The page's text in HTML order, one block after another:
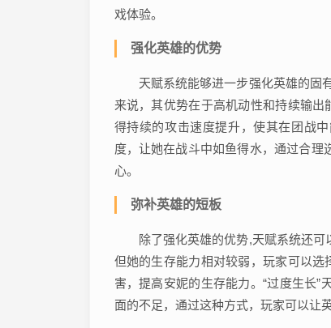
戏体验。
强化英雄的优势
天赋系统能够进一步强化英雄的固
来说，其优势在于高机动性和持续输出
得持续的攻击速度提升，使其在团战
度，让她在战斗中如鱼得水，通过合
心。
弥补英雄的短板
除了强化英雄的优势,天赋系统还
但她的生存能力相对较弱，玩家可以选
害，提高安妮的生存能力。“过度生长
面的不足，通过这种方式，玩家可以让